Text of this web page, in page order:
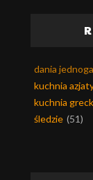
dania
kuchnia
kuchnia
śledzie (51)